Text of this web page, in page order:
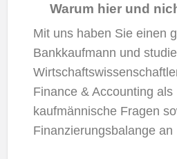
Warum hier und
Mit uns haben Sie einen
Bankkaufmann und
Finance & Accounting
kaufmännische Fragen
Finanzierungsbalange an